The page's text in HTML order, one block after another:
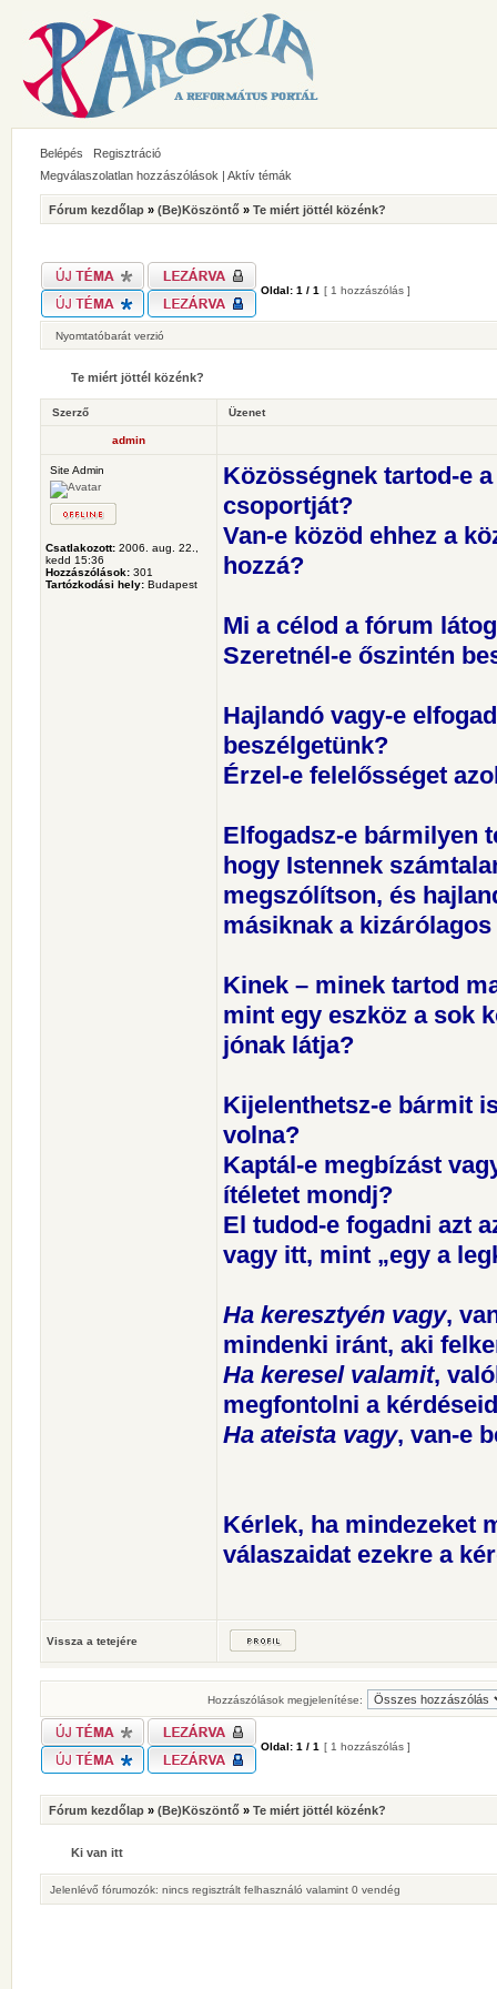
Belépés
Regisztráció
Megválaszolatlan hozzászólások | Aktív témák
Fórum kezdőlap » (Be)Köszöntő » Te miért jöttél közénk?
Oldal: 1 / 1 [ 1 hozzászólás ]
Nyomtatóbarát verzió
Te miért jöttél közénk?
Szerző Üzenet
admin
Site Admin
Csatlakozott: 2006. aug. 22.,
kedd 15:36
Hozzászólások: 301
Tartózkodási hely: Budapest
Közösségnek tartod-e
csoportját?
Van-e közöd ehhez a
hozzá?
Mi a célod a fórum
Szeretnél-e őszintén
Hajlandó vagy-e
beszélgetünk?
Érzel-e felelősséget
Elfogadsz-e bármilyen
hogy Istennek
megszólítson, és
másiknak a
Kinek – minek tartod
mint egy eszköz a sok
jónak látja?
Kijelenthetsz-e bármit
volna?
Kaptál-e megbízást
ítéletet mondj?
El tudod-e fogadni azt
vagy itt, mint „egy a
Ha keresztyén vagy,
mindenki iránt, aki
Ha keresel valamit,
megfontolni a
Ha ateista vagy, van-e
Kérlek, ha mindezeket
válaszaidat ezekre a
Vissza a tetejére
Hozzászólások megjelenítése:
Oldal: 1 / 1 [ 1 hozzászólás ]
Fórum kezdőlap » (Be)Köszöntő » Te miért jöttél közénk?
Ki van itt
Jelenlévő fórumozók: nincs regisztrált felhasználó valamint 0 vendég